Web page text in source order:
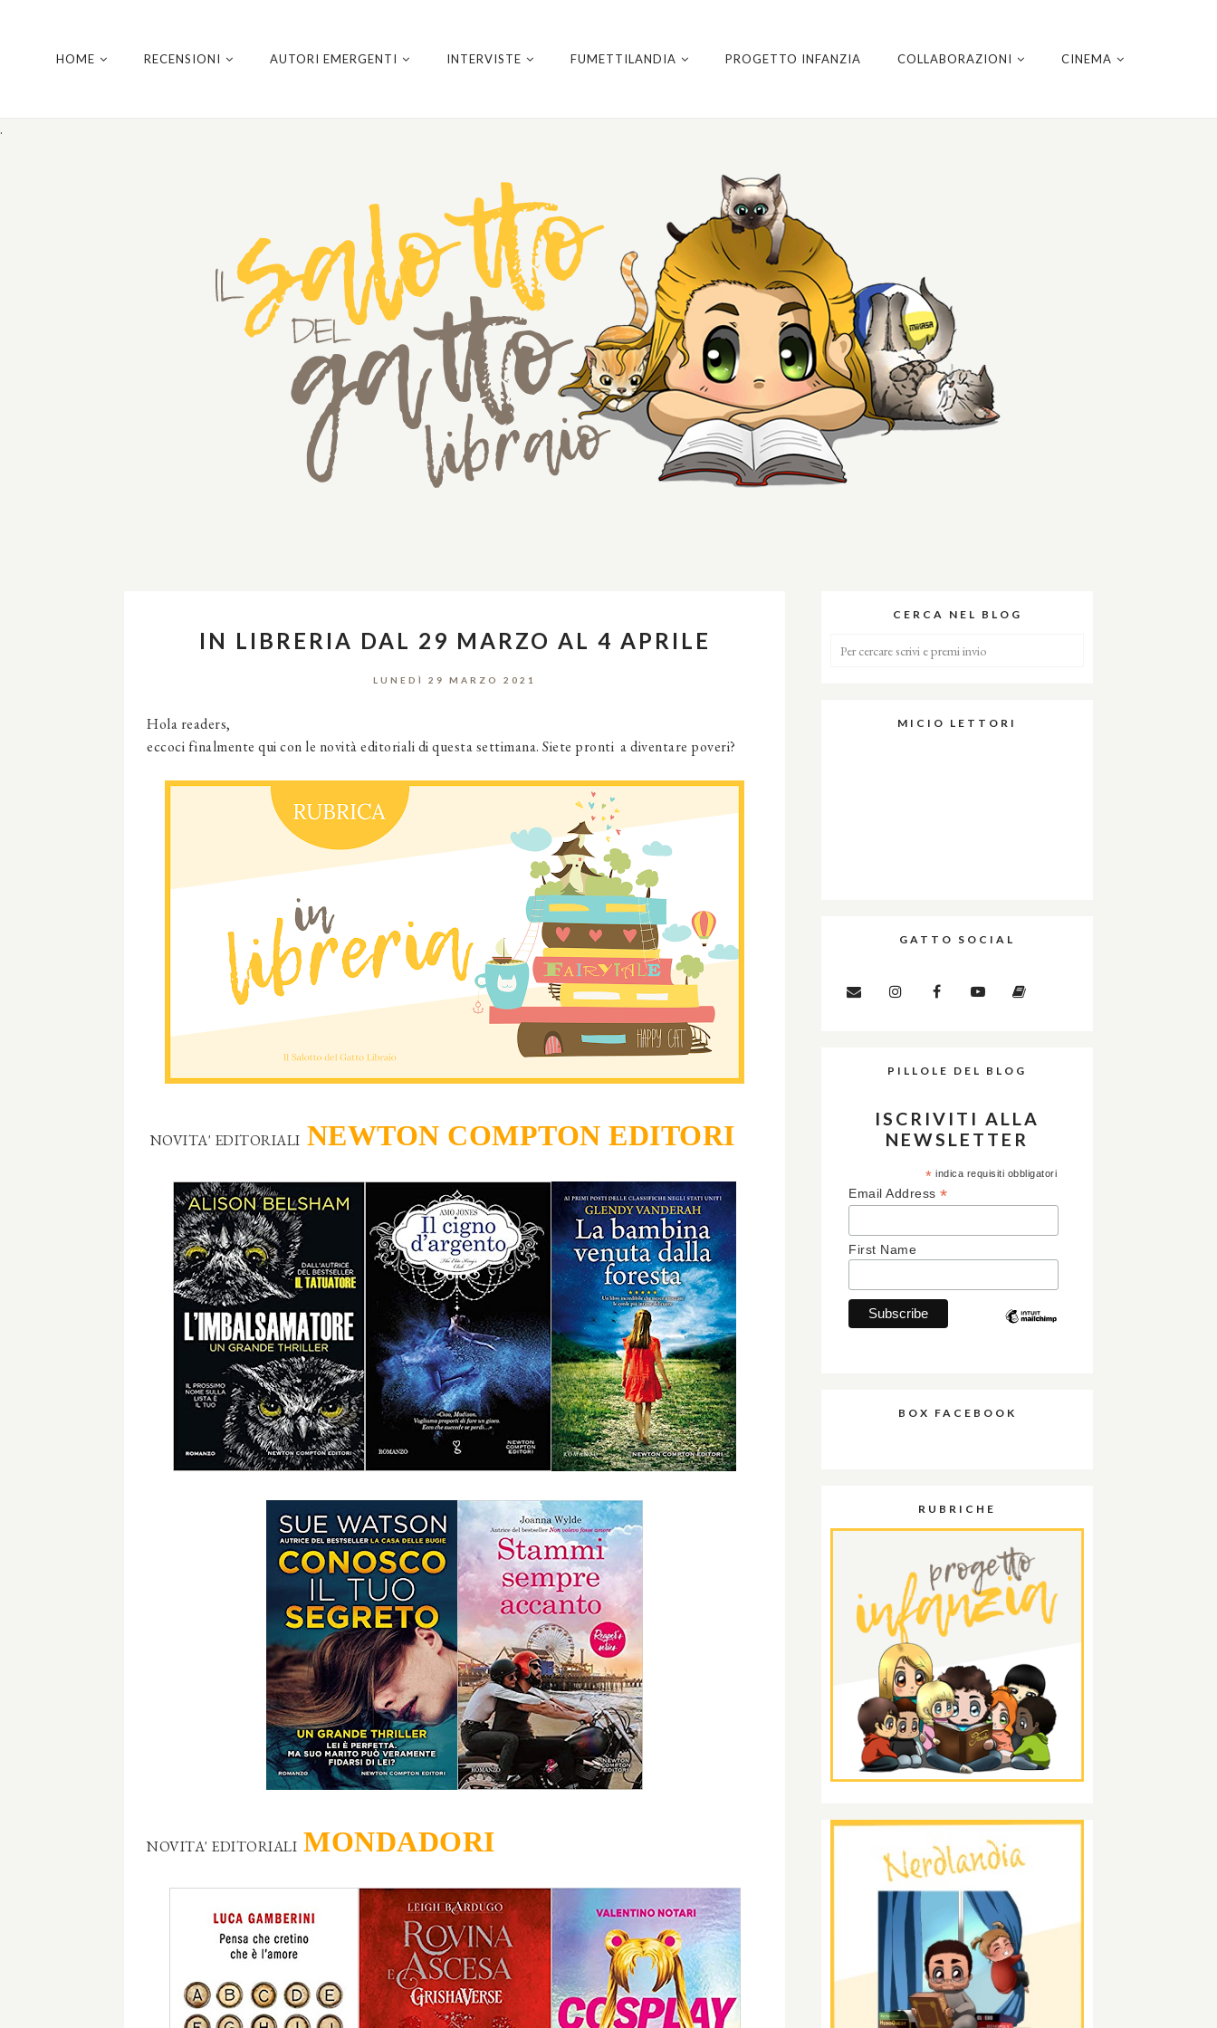
.
HOME RECENSIONI AUTORI EMERGENTI INTERVISTE FUMETTILANDIA PROGETTO INFANZIA COLLABORAZIONI CINEMA
IN LIBRERIA DAL 29 MARZO AL 4 APRILE
LUNEDÌ 29 MARZO 2021
Hola readers,
eccoci finalmente qui con le novità editoriali di questa settimana. Siete pronti a diventare poveri?
NOVITA' EDITORIALI NEWTON COMPTON EDITORI
NOVITA' EDITORIALI MONDADORI
CERCA NEL BLOG
MICIO LETTORI
GATTO SOCIAL
PILLOLE DEL BLOG
ISCRIVITI ALLA
NEWSLETTER
* indica requisiti obbligatori
Email Address *
First Name
BOX FACEBOOK
RUBRICHE